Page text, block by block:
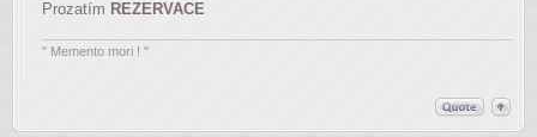
Prozatím REZERVACE
" Memento mori ! "